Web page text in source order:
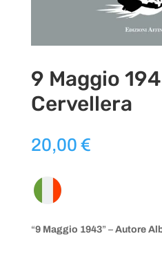
9 Maggio
Cervellera
20,00 €
“9 Maggio 1943” – Autore